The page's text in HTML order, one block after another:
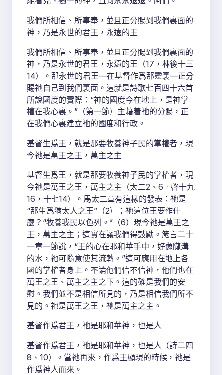
我們所相信、所事奉，並且正分賜到我們裏面的
神，乃是永世的君王，永遠的王
我們所相信、所事奉，並且正分賜到我們裏面的
神，乃是永世的君王，永遠的王（17，林後十三
14）。那永世的君王—在基督作爲那靈裏—正分
賜祂自己到我們裏面。這就是詩歌七百四十六首
所說國度的實際：“神的國度今在地上，是神掌
權在我心裏。”（第一節）主藉着祂的分賜，正
在我們心裏建立祂的國度和行政。
基督生爲王，就是那要牧養神子民的掌權者，現
今祂是萬王之王，萬主之主
基督生爲王，就是那要牧養神子民的掌權者，現
今祂是萬王之王，萬主之主（太二2、6，啓十九
16，十七14）。馬太二章有這樣的發表：祂是
“那生爲猶太人之王”（2）；祂這位王要作什
麼？“牧養我民以色列。”（6）現今祂是萬王之
王，萬主之主；這實在讓我們得鼓勵。箴言二十
一章一節說，“王的心在耶和華手中，好像隴溝
的水，祂可隨意使其流轉。”這可應用在地上各
國的掌權者身上。不論他們信不信神，他們也在
萬王之王、萬主之主之下。這的確是我們的安
慰。我們並不是相信所見的，乃是相信我們所不
見的。祂是萬王之王，祂是萬主之主。
基督作爲君王，祂是耶和華神，也是人
基督作爲君王，祂是耶和華神，也是人（詩二四
8、10）。當祂再來，作爲王顯現的時候，祂是
作爲神人而來。